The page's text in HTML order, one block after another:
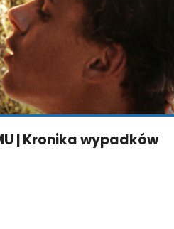
| Kronika wypadków